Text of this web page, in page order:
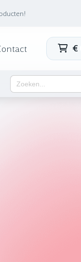
€
Zoek
naar: